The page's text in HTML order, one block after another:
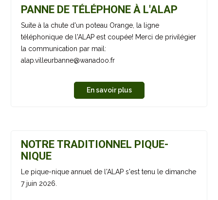
PANNE DE TÉLÉPHONE À L'ALAP
Suite à la chute d'un poteau Orange, la ligne
téléphonique de l'ALAP est coupée! Merci de privilégier
la communication par mail:
alap.villeurbanne@wanadoo.fr
En savoir plus
NOTRE TRADITIONNEL PIQUE-
NIQUE
Le pique-nique annuel de l'ALAP s'est tenu le dimanche
7 juin 2026.